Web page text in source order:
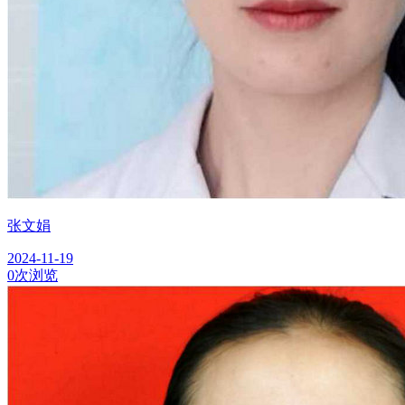
张文娟
2024-11-19
0次浏览